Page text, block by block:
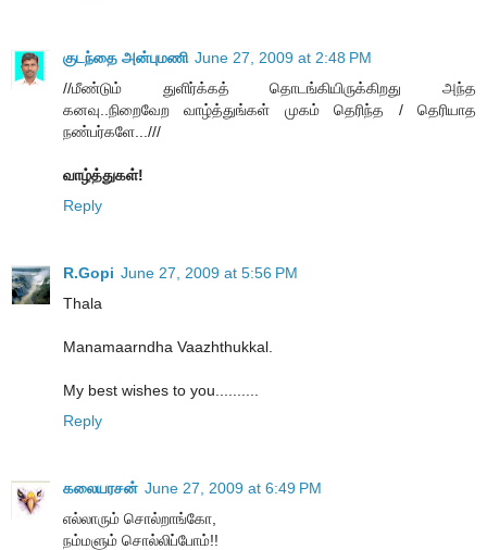
குடந்தை அன்புமணி June 27, 2009 at 2:48 PM
//மீண்டும் துளிர்க்கத் தொடங்கியிருக்கிறது அந்த
கனவு..நிறைவேற வாழ்த்துங்கள் முகம் தெரிந்த / தெரியாத
நண்பர்களே...///
வாழ்த்துகள்!
Reply
R.Gopi June 27, 2009 at 5:56 PM
Thala
Manamaarndha Vaazhthukkal.
My best wishes to you..........
Reply
கலையரசன் June 27, 2009 at 6:49 PM
எல்லாரும் சொல்றாங்கோ,
நம்மளும் சொல்லிப்போம்!!